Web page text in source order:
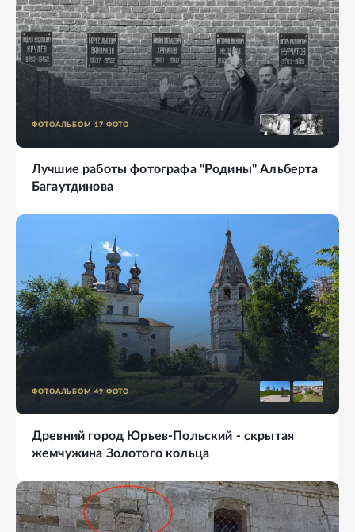
ФОТОАЛЬБОМ 17 ФОТО
Лучшие работы фотографа "Родины" Альберта
Багаутдинова
ФОТОАЛЬБОМ 49 ФОТО
Древний город Юрьев-Польский - скрытая
жемчужина Золотого кольца